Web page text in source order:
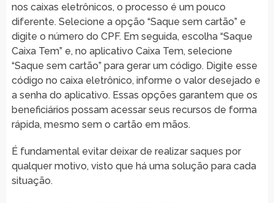
nos caixas eletrônicos, o processo é um pouco
diferente. Selecione a opção “Saque sem cartão” e
digite o número do CPF. Em seguida, escolha “Saque
Caixa Tem” e, no aplicativo Caixa Tem, selecione
“Saque sem cartão” para gerar um código. Digite esse
código no caixa eletrônico, informe o valor desejado e
a senha do aplicativo. Essas opções garantem que os
beneficiários possam acessar seus recursos de forma
rápida, mesmo sem o cartão em mãos.
É fundamental evitar deixar de realizar saques por
qualquer motivo, visto que há uma solução para cada
situação.